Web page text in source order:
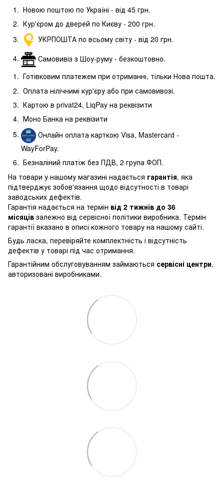
Новою поштою по Україні - від 45 грн.
Кур'єром до дверей по Києву - 200 грн.
УКРПОШТА по всьому світу - від 20 грн.
Самовивіз з Шоу-руму - безкоштовно.
Готівковим платежем при отриманні, тільки Нова пошта.
Оплата нілічнимі кур'єру або при самовивозі.
Картою в privat24, LiqPay на реквізити
Моно Банка на реквізити
Онлайн оплата карткою Visa, Mastercard -
WayForPay.
Безналіний платіж без ПДВ, 2 група ФОП.
На товари у нашому магазині надається гарантія, яка
підтверджує зобов'язання щодо відсутності в товарі
заводських дефектів.
Гарантія надається на термін від 2 тижнів до 36
місяців залежно від сервісної політики виробника. Термін
гарантії вказано в описі кожного товару на нашому сайті.
Будь ласка, перевіряйте комплектність і відсутність
дефектів у товарі під час отримання.
Гарантійним обслуговуванням займаються сервісні центри,
авторизовані виробниками.